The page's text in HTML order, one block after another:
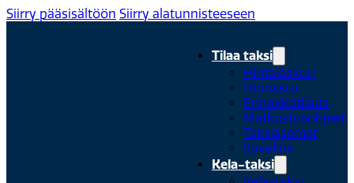
Siirry pääsisältöön Siirry alatunnisteeseen
Tilaa taksi
Hintalaskuri
Hinnasto
Ennakkotilaus
Matkustusohjeet
Taksiasemat
Sovellus
Kela-taksi